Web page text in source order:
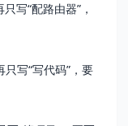
写“配路由器”，
写“写代码”，要